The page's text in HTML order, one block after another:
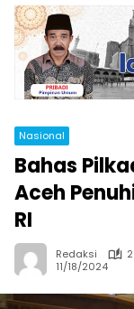
Nasional
Bahas
Aceh
RI
Redaksi
11/18/2024